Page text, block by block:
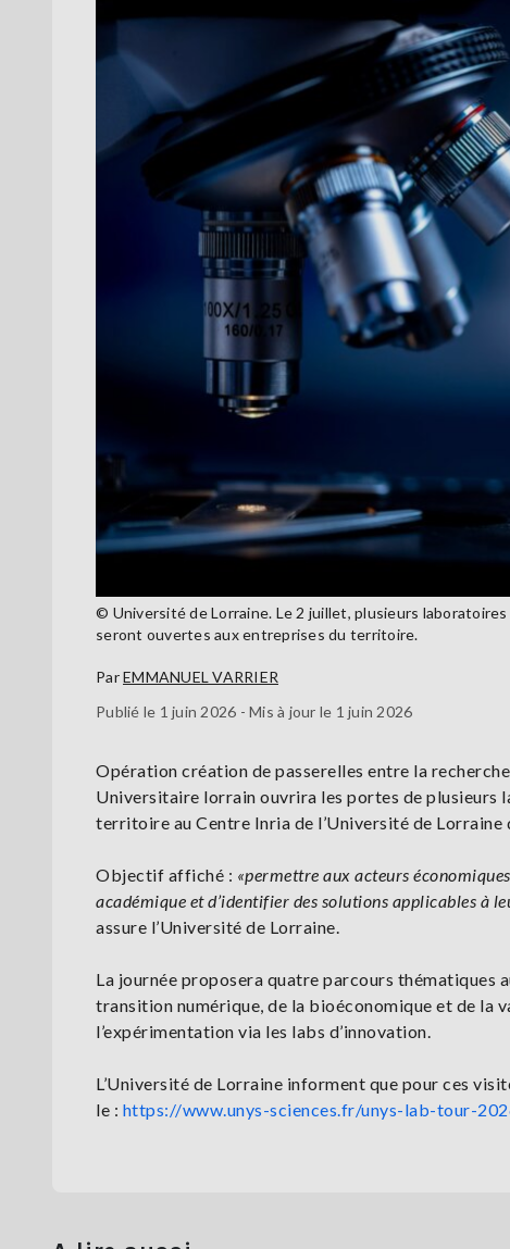
© Université de Lorraine. Le 2 juillet, plusieurs
seront ouvertes aux entreprises du territoire.
ParEMMANUEL VARRIER
Publié le 1 juin 2026 - Mis à jour le 1 juin 2026
Opération création de passerelles entre la
Universitaire lorrain ouvrira les portes de
territoire au Centre Inria de l’Université de
Objectif affiché : «permettre aux acteurs
académique et d’identifier des solutions applicables à
assure l’Université de Lorraine.
La journée proposera quatre parcours thématiques
transition numérique, de la bioéconomique et de la
l’expérimentation via les labs d’innovation.
L’Université de Lorraine informent que pour ces
le : https://www.unys-sciences.fr/unys-lab-tour-